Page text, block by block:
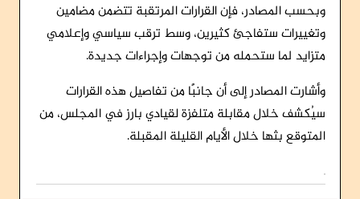
وبحسب المصادر، فإن القرارات المرتقبة تتضمن مضامين
وتغييرات ستفاجئ كثيرين، وسط ترقب سياسي وإعلامي
متزايد لما ستحمله من توجهات وإجراءات جديدة.
وأشارت المصادر إلى أن جانبًا من تفاصيل هذه القرارات
سيُكشف خلال مقابلة متلفزة لقيادي بارز في المجلس، من
المتوقع بثها خلال الأيام القليلة المقبلة.